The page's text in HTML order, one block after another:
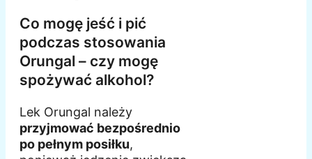
Co mogę jeść i pić
podczas stosowania
Orungal – czy mogę
spożywać alkohol?
Lek Orungal należy
przyjmować bezpośrednio
po pełnym posiłku,